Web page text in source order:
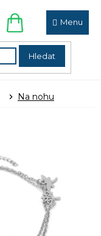
Hledat
NÁKUPNÍ
KOŠÍK
Na nohu